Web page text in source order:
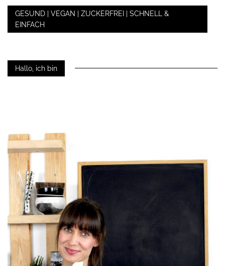
GESUND | VEGAN | ZUCKERFREI | SCHNELL &
EINFACH
Hallo, ich bin